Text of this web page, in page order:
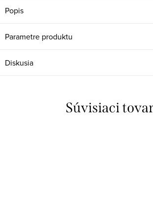
Popis
Parametre produktu
Diskusia
Súvisiaci